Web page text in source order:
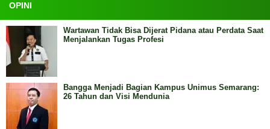
OPINI
Wartawan Tidak Bisa Dijerat Pidana atau Perdata Saat
Menjalankan Tugas Profesi
Bangga Menjadi Bagian Kampus Unimus Semarang:
26 Tahun dan Visi Mendunia